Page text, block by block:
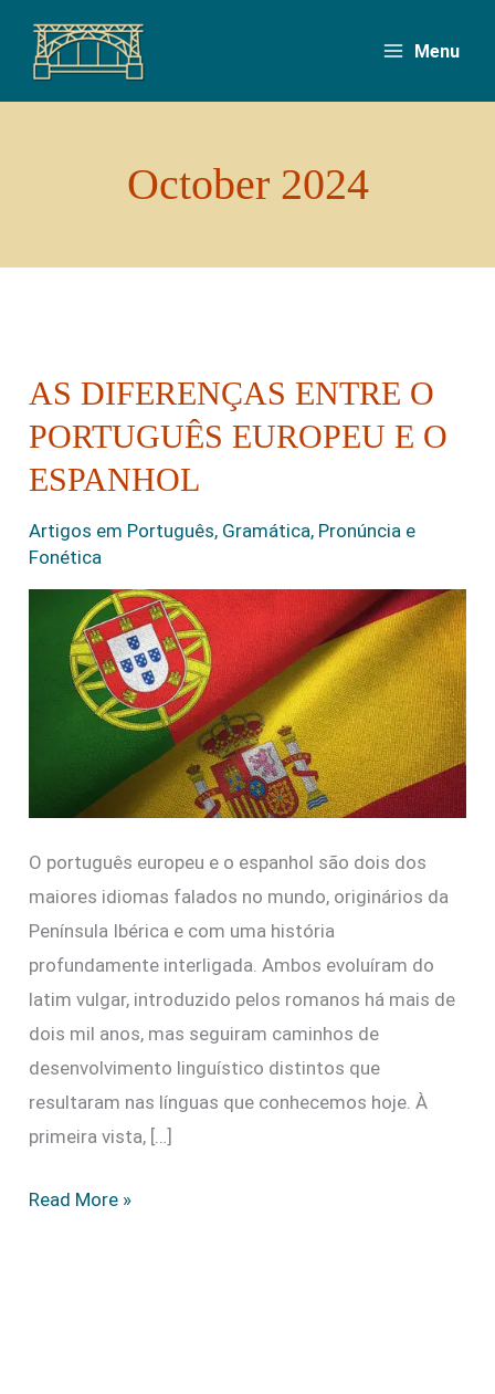
content
Menu
October 2024
AS DIFERENÇAS ENTRE O
PORTUGUÊS EUROPEU E O
ESPANHOL
Artigos em Português, Gramática, Pronúncia e
Fonética
O português europeu e o espanhol são dois dos
maiores idiomas falados no mundo, originários da
Península Ibérica e com uma história
profundamente interligada. Ambos evoluíram do
latim vulgar, introduzido pelos romanos há mais de
dois mil anos, mas seguiram caminhos de
desenvolvimento linguístico distintos que
resultaram nas línguas que conhecemos hoje. À
primeira vista, […]
As
diferenças
entre
o
Português
Europeu
e
Espanhol
Read More »